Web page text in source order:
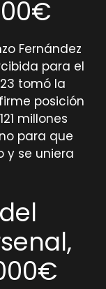
Fernández
para el
tomó la
posición
millones
para que
y se uniera